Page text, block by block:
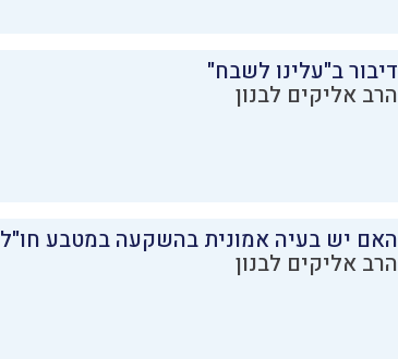
דיבור ב"עלינו לשבח"
הרב אליקים לבנון
האם יש בעיה אמונית בהשקעה במטבע חו"ל
הרב אליקים לבנון